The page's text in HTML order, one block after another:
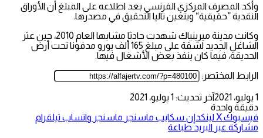
وأكد المصرف المركزي الفرنسي بعد اطلاعه على المبلغ أن الأوراق
النقدية ”حقيقية“ ويتعين تاليا التحقيق في مصدرها.
وكانت مدينة ميرينياك شهدت حادثا مشابها العام 2010، حين عثر
الشاغل الجديد لشقة على مبلغ 165 ألف يورو مدفونا تحت أرض
الحديقة، فيما كان ينفذ بعض الأشغال فيها.
الرابط المختصر:
1 يوليو، 2021
آخر تحديث: 1 يوليو، 2021
دقيقة واحدة
فيسبوك‫Xلينكدإن سكايب ماسنجر ماسنجر واتساب تيلقرام
مشاركة عبر البريد طباعة